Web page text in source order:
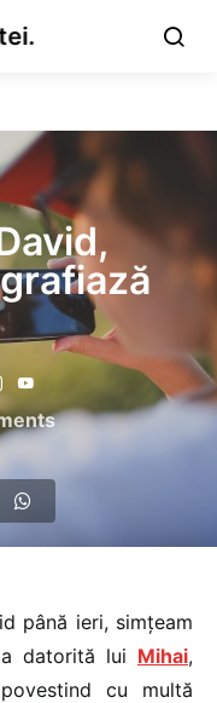
până ieri, simțeam
datorită lui Mihai,
cu multă